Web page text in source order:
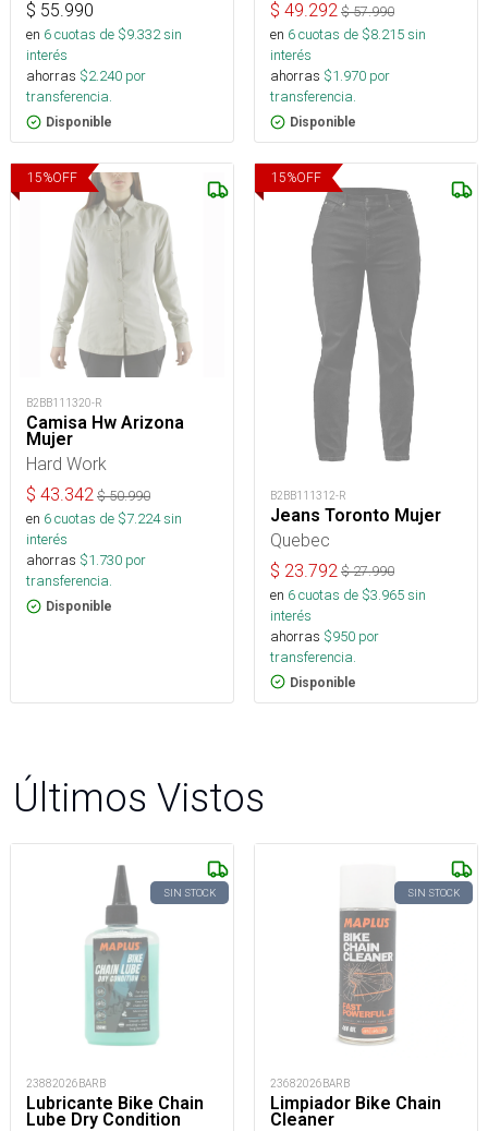
$ 55.990
en 6cuotas de $9.332sin
interés
ahorras $2.240 por
transferencia.
Disponible
$ 49.292 $57.990
en 6cuotas de $8.215sin
interés
ahorras $1.970 por
transferencia.
Disponible
15%OFF
B2BB111320-R
Camisa Hw Arizona
Mujer
Hard Work
$ 43.342 $50.990
en 6cuotas de $7.224sin
interés
ahorras $1.730 por
transferencia.
Disponible
15%OFF
B2BB111312-R
Jeans Toronto Mujer
Quebec
$ 23.792 $27.990
en 6cuotas de $3.965sin
interés
ahorras $950 por
transferencia.
Disponible
Últimos Vistos
SIN STOCK
23882026BARB
Lubricante Bike Chain
Lube Dry Condition
SIN STOCK
23682026BARB
Limpiador Bike Chain
Cleaner